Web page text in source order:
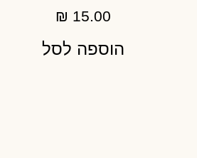
₪ 15.00
הוספה לסל